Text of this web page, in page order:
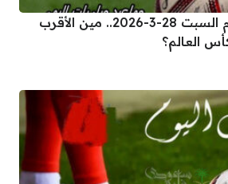
مواعيد مباريات اليوم السبت 28-3-2026.. مين الأقرب
العالم؟